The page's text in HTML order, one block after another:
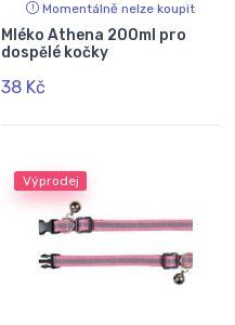
Momentálně nelze koupit
Mléko Athena 200ml pro
dospělé kočky
38 Kč
Výprodej